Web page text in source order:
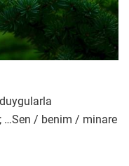
…Sen / benim / minare